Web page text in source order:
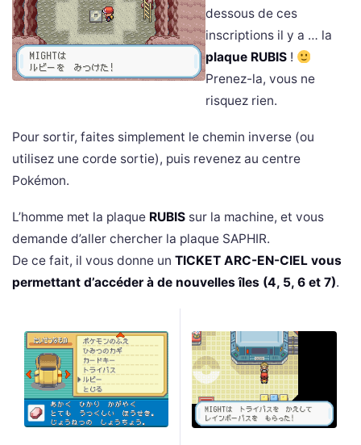
dessous de ces
inscriptions il y a … la
plaque RUBIS !
Prenez-la, vous ne
risquez rien.
Pour sortir, faites simplement le chemin inverse (ou
utilisez une corde sortie), puis revenez au centre
Pokémon.
L’homme met la plaque RUBIS sur la machine, et vous
demande d’aller chercher la plaque SAPHIR.
De ce fait, il vous donne un TICKET ARC-EN-CIEL vous
permettant d’accéder à de nouvelles îles (4, 5, 6 et 7).